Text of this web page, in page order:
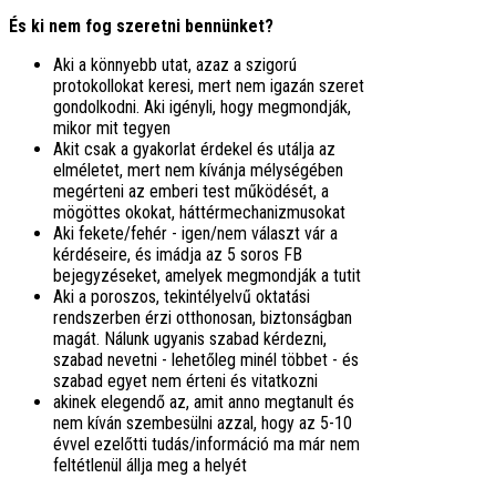
És ki nem fog szeretni bennünket?
Aki a könnyebb utat, azaz a szigorú
protokollokat keresi, mert nem igazán szeret
gondolkodni. Aki igényli, hogy megmondják,
mikor mit tegyen
Akit csak a gyakorlat érdekel és utálja az
elméletet, mert nem kívánja mélységében
megérteni az emberi test működését, a
mögöttes okokat, háttérmechanizmusokat
Aki fekete/fehér - igen/nem választ vár a
kérdéseire, és imádja az 5 soros FB
bejegyzéseket, amelyek megmondják a tutit
Aki a poroszos, tekintélyelvű oktatási
rendszerben érzi otthonosan, biztonságban
magát. Nálunk ugyanis szabad kérdezni,
szabad nevetni - lehetőleg minél többet - és
szabad egyet nem érteni és vitatkozni
akinek elegendő az, amit anno megtanult és
nem kíván szembesülni azzal, hogy az 5-10
évvel ezelőtti tudás/információ ma már nem
feltétlenül állja meg a helyét